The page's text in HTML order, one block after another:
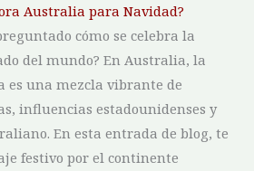
Australia para Navidad?
cómo se celebra la
del mundo? En Australia, la
es una mezcla vibrante de
influencias estadounidenses y
En esta entrada de blog, te
festivo por el continente